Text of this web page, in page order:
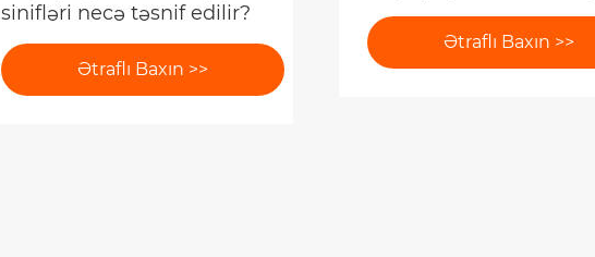
sinifləri necə təsnif edilir?
Ətraflı Baxın >>
Ətraflı Baxın >>